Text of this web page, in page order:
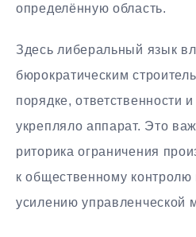
определённую область.
Здесь либеральный язык
бюрократическим
порядке, ответственности
укрепляло аппарат. Это
риторика ограничения
к общественному контролю
усилению управленческой